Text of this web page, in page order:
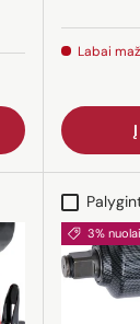
Labai
3%